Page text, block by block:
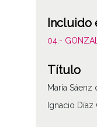
Incluido
04.-
Título
María
Ignacio Díaz